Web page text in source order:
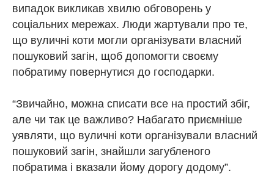
випадок викликав хвилю обговорень у
соціальних мережах. Люди жартували про те,
що вуличні коти могли організувати власний
пошуковий загін, щоб допомогти своєму
побратиму повернутися до господарки.
“Звичайно, можна списати все на простий збіг,
але чи так це важливо? Набагато приємніше
уявляти, що вуличні коти організували власний
пошуковий загін, знайшли загубленого
побратима і вказали йому дорогу додому”.